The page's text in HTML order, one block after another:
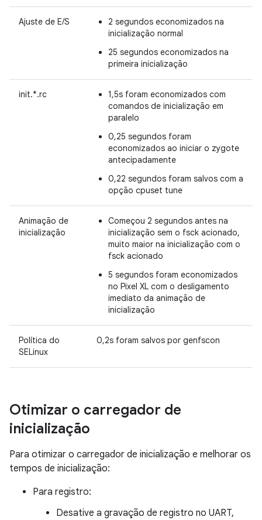
Ajuste de E/S
2 segundos economizados na
inicialização normal
25 segundos economizados na
primeira inicialização
init.*.rc
1,5s foram economizados com
comandos de inicialização em
paralelo
0,25 segundos foram
economizados ao iniciar o zygote
antecipadamente
0,22 segundos foram salvos com a
opção cpuset tune
Animação de
inicialização
Começou 2 segundos antes na
inicialização sem o fsck acionado,
muito maior na inicialização com o
fsck acionado
5 segundos foram economizados
no Pixel XL com o desligamento
imediato da animação de
inicialização
Política do
SELinux
0,2s foram salvos por genfscon
Otimizar o carregador de
inicialização
Para otimizar o carregador de inicialização e melhorar os
tempos de inicialização:
Para registro:
Desative a gravação de registro no UART,